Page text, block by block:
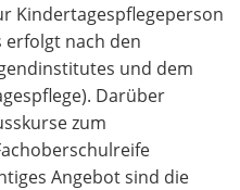
Kindertagespflegeperson
erfolgt nach den
und dem
Darüber
zum
Angebot sind die